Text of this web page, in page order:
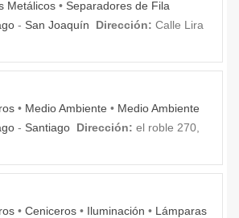
Metálicos • Separadores de Fila
- San Joaquín Dirección: Calle Lira
• Medio Ambiente • Medio Ambiente
- Santiago Dirección: el roble 270,
• Ceniceros • Iluminación • Lámparas